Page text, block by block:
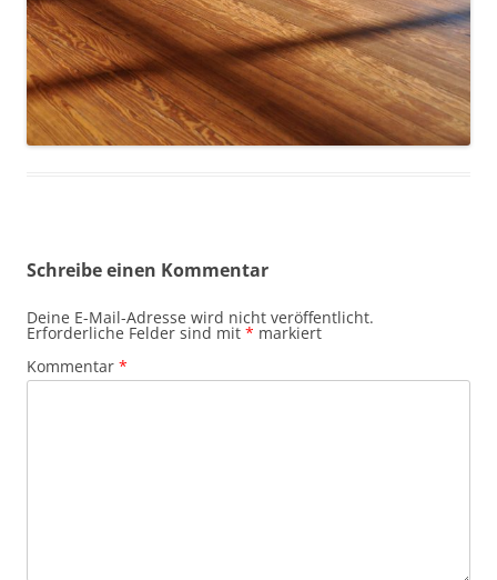
Schreibe einen Kommentar
Deine E-Mail-Adresse wird nicht veröffentlicht.
Erforderliche Felder sind mit * markiert
Kommentar *